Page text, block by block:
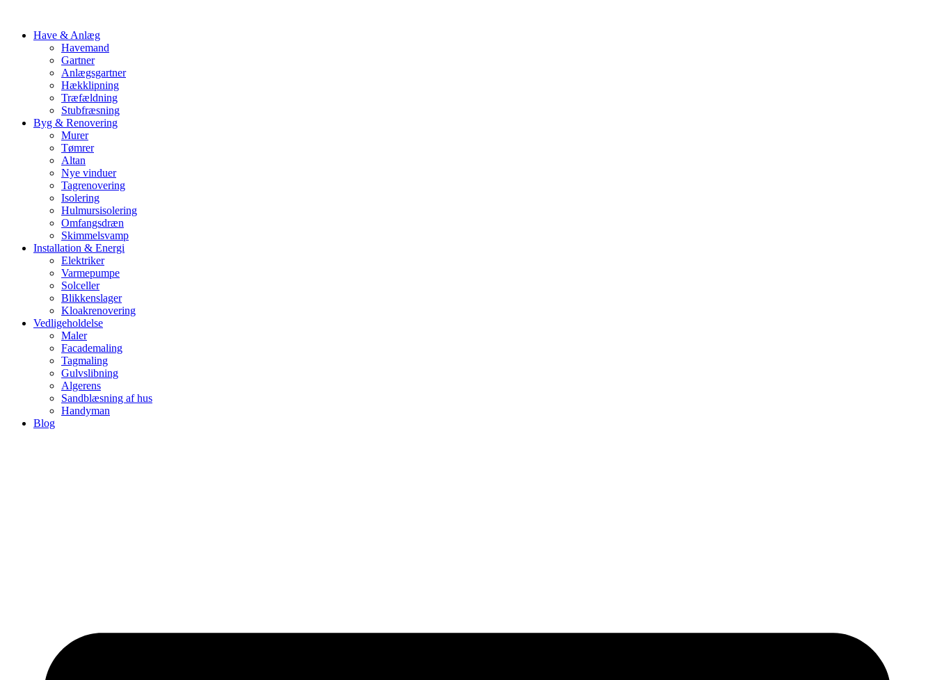
Have & Anlæg
Havemand
Gartner
Anlægsgartner
Hækklipning
Træfældning
Stubfræsning
Byg & Renovering
Murer
Tømrer
Altan
Nye vinduer
Tagrenovering
Isolering
Hulmursisolering
Omfangsdræn
Skimmelsvamp
Installation & Energi
Elektriker
Varmepumpe
Solceller
Blikkenslager
Kloakrenovering
Vedligeholdelse
Maler
Facademaling
Tagmaling
Gulvslibning
Algerens
Sandblæsning af hus
Handyman
Blog